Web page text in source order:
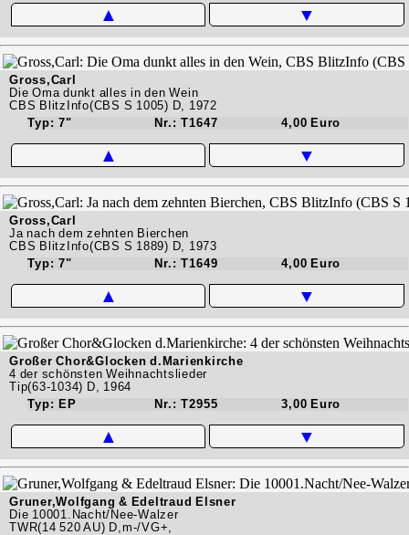
▲ ▼
Gross,Carl
Die Oma dunkt alles in den Wein
CBS BlitzInfo(CBS S 1005) D, 1972
Typ: 7"
Nr.: T1647 4,00 Euro
▲ ▼
Gross,Carl
Ja nach dem zehnten Bierchen
CBS BlitzInfo(CBS S 1889) D, 1973
Typ: 7"
Nr.: T1649 4,00 Euro
▲ ▼
Großer Chor&Glocken d.Marienkirche
4 der schönsten Weihnachtslieder
Tip(63-1034) D, 1964
Typ: EP
Nr.: T2955 3,00 Euro
▲ ▼
Gruner,Wolfgang & Edeltraud Elsner
Die 10001.Nacht/Nee-Walzer
TWR(14 520 AU) D,m-/VG+,